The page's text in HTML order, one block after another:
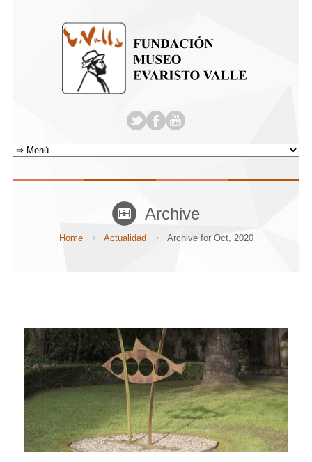
Archive
Home Actualidad Archive for Oct, 2020